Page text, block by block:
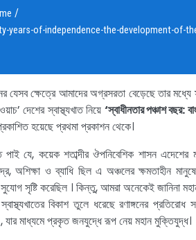
/
years-of-independence-the-development-of-
যেসব ক্ষেত্রে আমাদের অগ্রসরতা বেড়েছে তার
দেশের স্বাস্থ্যখাত নিয়ে ‘স্বাধীনতার পঞ্চাশ বছর:
হয়েছে প্রথমা প্রকাশন থেকে।
যে, কয়েক শতাব্দীর ঔপনিবেশিক শাসন এদেশের
অশিক্ষা ও ব্যাধি ছিল এ অঞ্চলের ক্ষমতাহীন
সৃষ্টি করেছিল । কিন্তু, আমরা অনেকেই জানিনা
স্বাস্থ্যখাতের বিকাশ তুলে ধরেছে রণাঙ্গনের
যার মাধ্যমে প্রকৃত জনযুদ্ধে রূপ নেয় মহান মুক্তিযুদ্ধ।